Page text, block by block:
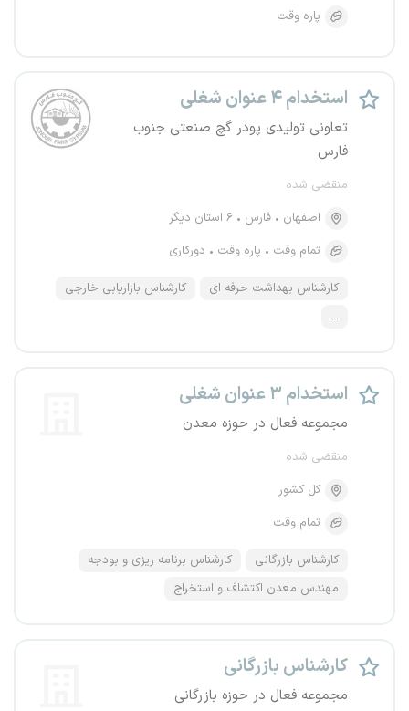
پاره وقت
استخدام ۴ عنوان شغلی
تعاونی تولیدی پودر گچ صنعتی جنوب
فارس
منقضی شده
اصفهان
فارس
۶ استان دیگر
تمام وقت
پاره وقت دورکاری
کارشناس بهداشت حرفه ای
کارشناس بازاریابی خارجی
...
استخدام ۳ عنوان شغلی
مجموعه فعال در حوزه معدن
منقضی شده
کل کشور
تمام وقت
کارشناس بازرگانی
کارشناس برنامه ریزی و بودجه
مهندس معدن اکتشاف و استخراج
کارشناس بازرگانی
مجموعه فعال در حوزه بازرگانی